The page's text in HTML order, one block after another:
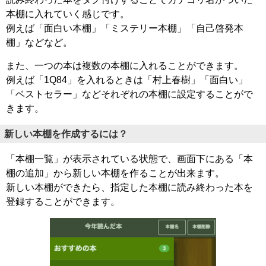
本棚に入れていく感じです。
例えば「面白い本棚」「ミステリー本棚」「自己啓発本
棚」などなど。
また、一つの本は複数の本棚に入れることができます。
例えば「1Q84」を入れるときは「村上春樹」「面白い」
「ベストセラー」などそれぞれの本棚に設定することがで
きます。
新しい本棚を作成するには？
「本棚一覧」が表示されている状態で、画面下にある「本
棚の追加」から新しい本棚を作ることが出来ます。
新しい本棚ができたら、指定した本棚に読み終わった本を
登録することができます。